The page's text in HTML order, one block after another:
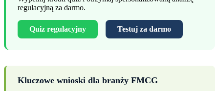
regulacyjną za darmo.
Quiz regulacyjny Testuj za darmo
Kluczowe wnioski dla branży FMCG